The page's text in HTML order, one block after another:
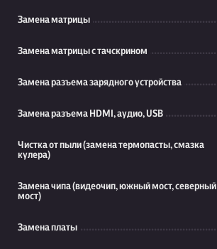
Замена матрицы
Замена матрицы с тачскрином
Замена разъема зарядного устройства
Замена разъема HDMI, аудио, USB
Чистка от пыли (замена термопасты, смазка
кулера)
Замена чипа (видеочип, южный мост, северный
мост)
Замена платы